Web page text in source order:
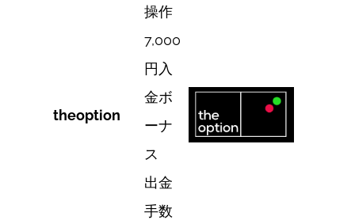
theoption
操作
7,000
円入
金ボ
ーナ
ス
出金
手数